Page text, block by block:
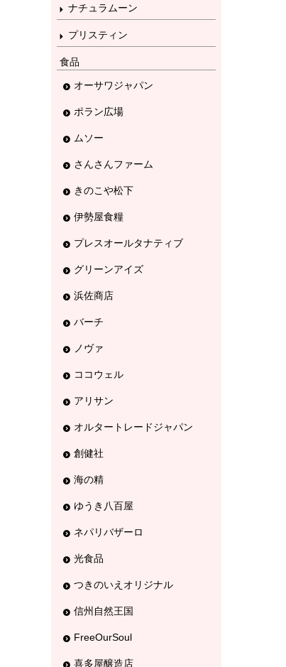
ナチュラムーン
プリスティン
食品
オーサワジャパン
ポラン広場
ムソー
さんさんファーム
きのこや松下
伊勢屋食糧
プレスオールタナティブ
グリーンアイズ
浜佐商店
バーチ
ノヴァ
ココウェル
アリサン
オルタートレードジャパン
創健社
海の精
ゆうき八百屋
ネパリバザーロ
光食品
つきのいえオリジナル
信州自然王国
FreeOurSoul
喜多屋醸造店